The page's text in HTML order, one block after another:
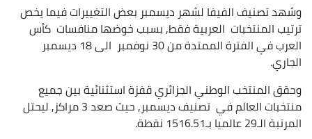
وشهد تصنيف الفيفا لشهر ديسمبر بعض التغييرات فيما يخص
ترتيب المنتخبات العربية فقط, بسبب خوضها منافسات كأس
العرب في الفترة الممتدة من 30 نوفمبر الى 18 ديسمبر
الجاري.
وحقق المنتخب الوطني الجزائري قفزة استثنائية بين جميع
منتخبات العالم في تصنيف ديسمبر, حيث صعد 3 مراكز, ليحتل
المرتبة الـ29 عالميا بـ1516.51 نقطة.